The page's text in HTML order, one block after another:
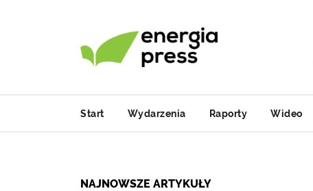
Start Wydarzenia Raporty Wideo
NAJNOWSZE ARTYKUŁY